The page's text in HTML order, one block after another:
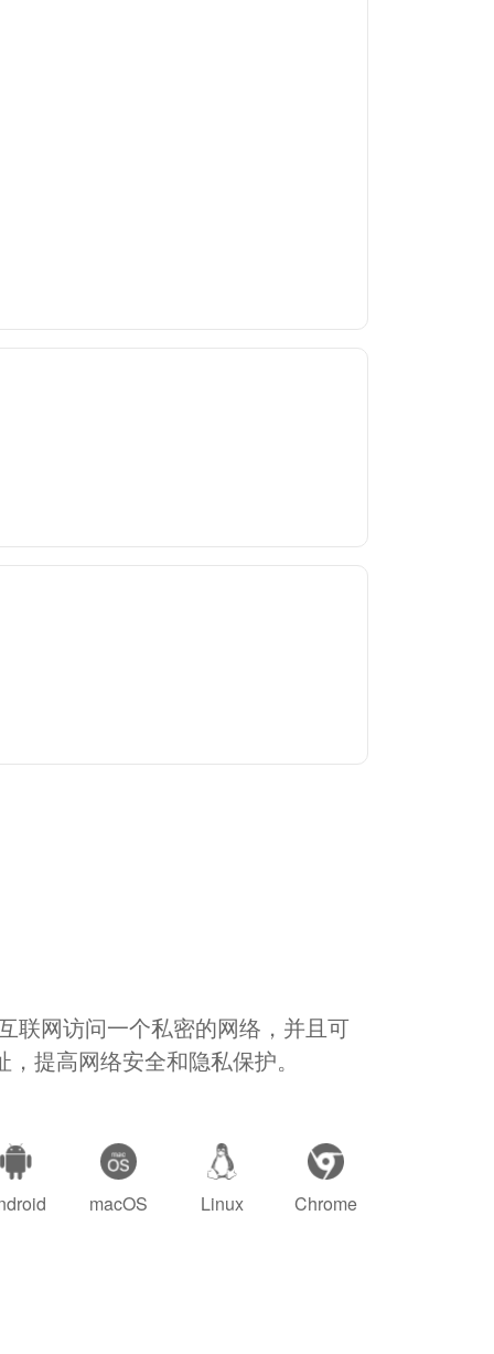
联网访问一个私密的网络，并且可
提高网络安全和隐私保护。
macOS Linux Chrome